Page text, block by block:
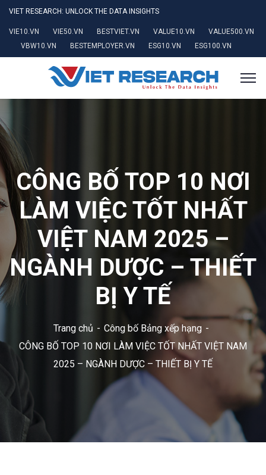
VIET RESEARCH: UNLOCK THE DATA INSIGHTS
VIE10.VN VIE50.VN BESTVIET.VN VALUE10.VN
VALUE500.VN
VBW10.VN
BESTEMPLOYER.VN ESG10.VN ESG100.VN
CÔNG BỐ TOP 10 NƠI
LÀM VIỆC TỐT NHẤT
VIỆT NAM 2025 –
NGÀNH DƯỢC – THIẾT
BỊ Y TẾ
Trang chủ
Công bố Bảng xếp hạng
CÔNG BỐ TOP 10 NƠI LÀM VIỆC TỐT NHẤT VIỆT NAM
2025 – NGÀNH DƯỢC – THIẾT BỊ Y TẾ